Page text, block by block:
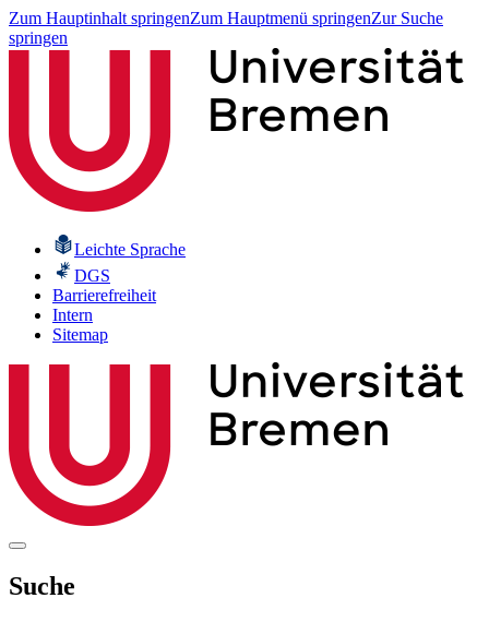
Zum Hauptinhalt springenZum Hauptmenü springenZur Suche
springen
Leichte Sprache
DGS
Barrierefreiheit
Intern
Sitemap
Suche